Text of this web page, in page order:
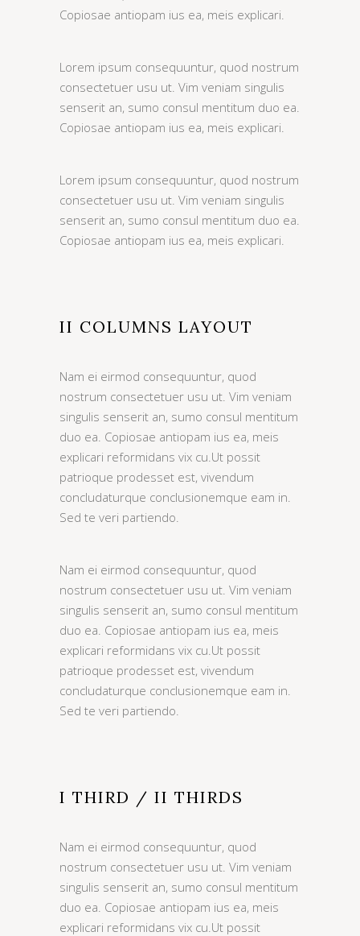
Copiosae antiopam ius ea, meis explicari.
Lorem ipsum consequuntur, quod nostrum
consectetuer usu ut. Vim veniam singulis
senserit an, sumo consul mentitum duo ea.
Copiosae antiopam ius ea, meis explicari.
Lorem ipsum consequuntur, quod nostrum
consectetuer usu ut. Vim veniam singulis
senserit an, sumo consul mentitum duo ea.
Copiosae antiopam ius ea, meis explicari.
II COLUMNS LAYOUT
Nam ei eirmod consequuntur, quod
nostrum consectetuer usu ut. Vim veniam
singulis senserit an, sumo consul mentitum
duo ea. Copiosae antiopam ius ea, meis
explicari reformidans vix cu.Ut possit
patrioque prodesset est, vivendum
concludaturque conclusionemque eam in.
Sed te veri partiendo.
Nam ei eirmod consequuntur, quod
nostrum consectetuer usu ut. Vim veniam
singulis senserit an, sumo consul mentitum
duo ea. Copiosae antiopam ius ea, meis
explicari reformidans vix cu.Ut possit
patrioque prodesset est, vivendum
concludaturque conclusionemque eam in.
Sed te veri partiendo.
I THIRD / II THIRDS
Nam ei eirmod consequuntur, quod
nostrum consectetuer usu ut. Vim veniam
singulis senserit an, sumo consul mentitum
duo ea. Copiosae antiopam ius ea, meis
explicari reformidans vix cu.Ut possit